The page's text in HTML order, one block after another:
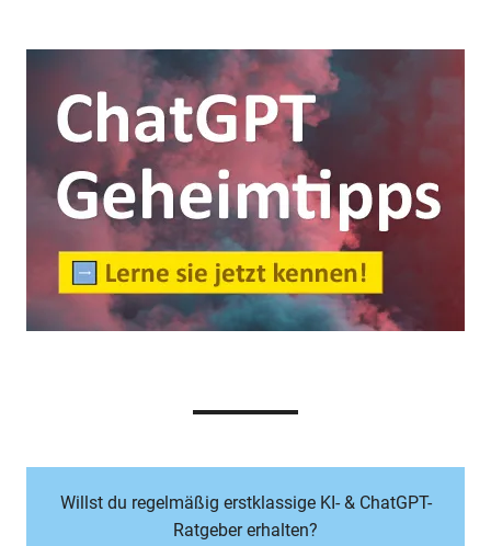
Willst du regelmäßig erstklassige KI- & ChatGPT-
Ratgeber erhalten?